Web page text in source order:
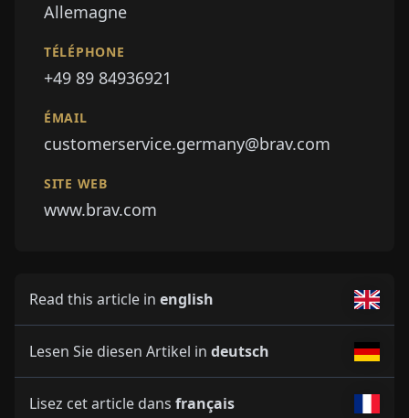
Allemagne
TÉLÉPHONE
+49 89 84936921
ÉMAIL
customerservice.germany@brav.com
SITE WEB
www.brav.com
Read this article in english
Lesen Sie diesen Artikel in deutsch
Lisez cet article dans français